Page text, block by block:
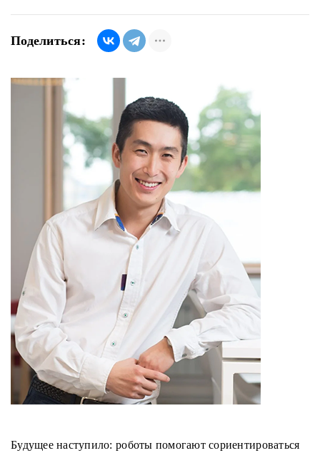
Поделиться:
Будущее наступило: роботы помогают сориентироваться